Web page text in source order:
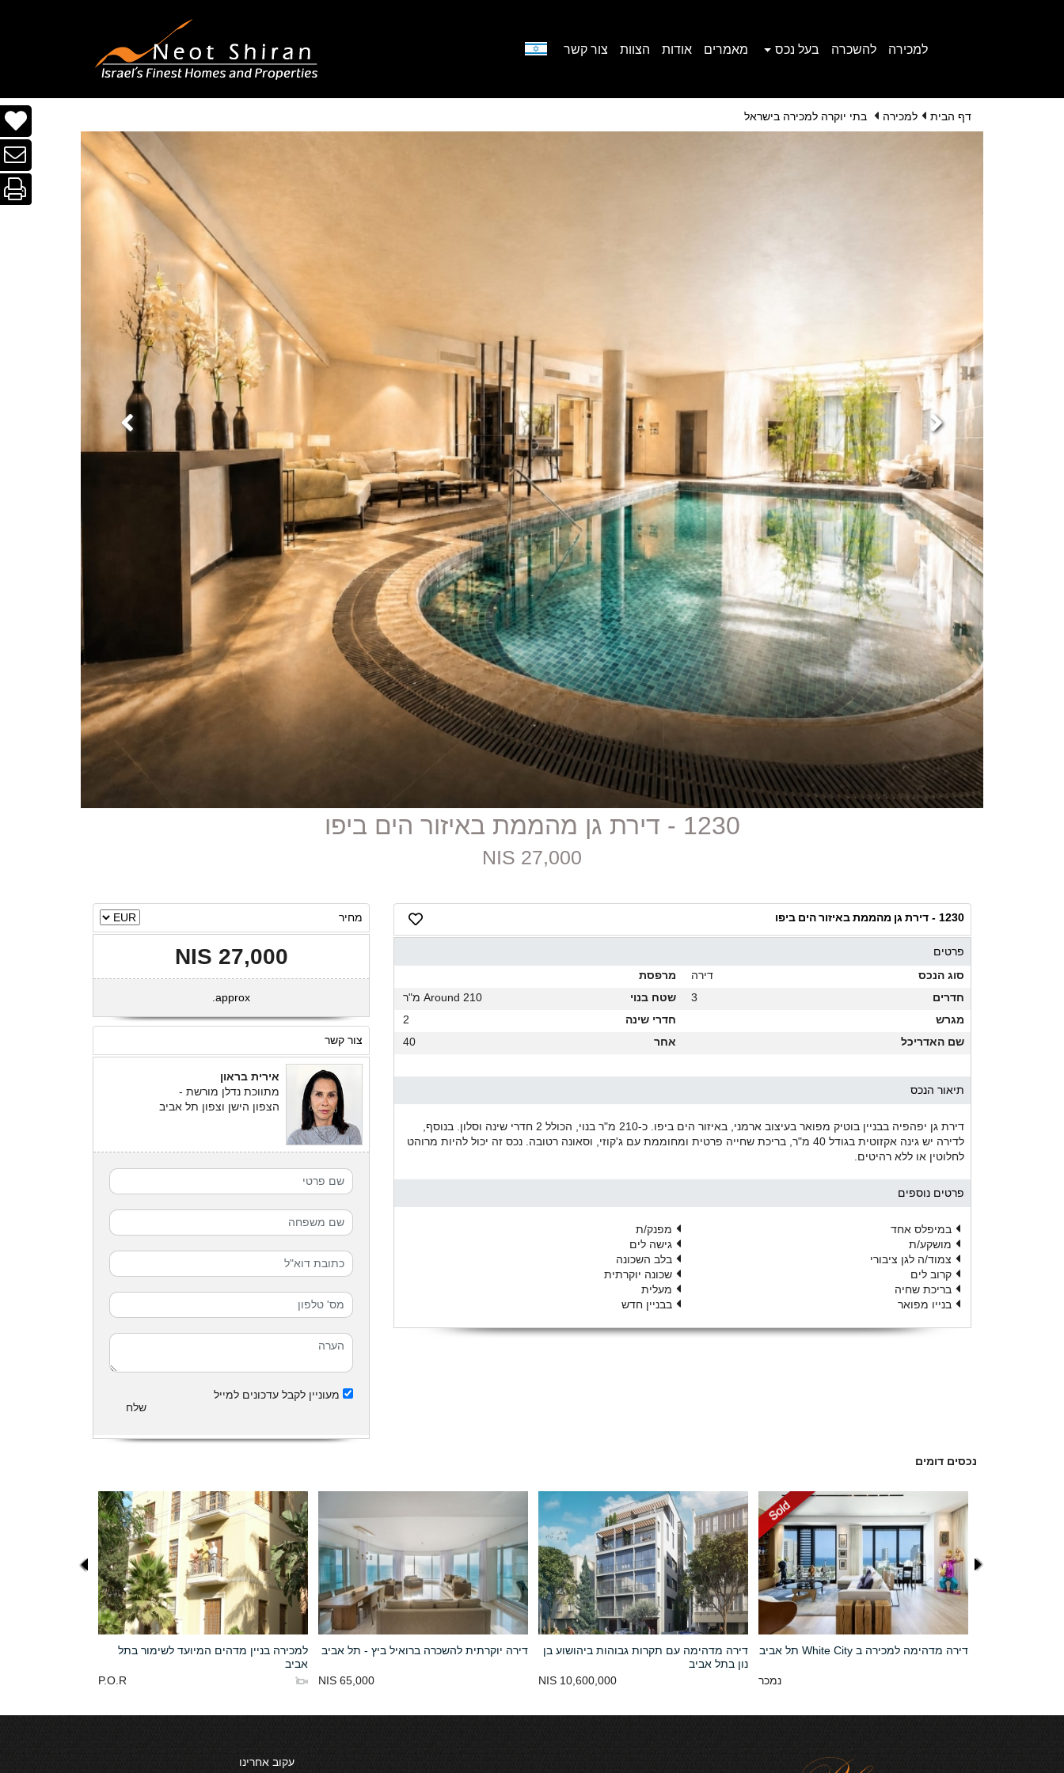
למכירה להשכרה בעל נכס מאמרים אודות הצוות צור קשר
דף הבית למכירה בתי יוקרה למכירה בישראל
1230 - דירת גן מהממת באיזור הים ביפו
27,000 NIS
1230 - דירת גן מהממת באיזור הים ביפו
פרטים
סוג הנכס
דירה
מרפסת
חדרים
3 שטח בנוי
Around 210 מ"ר
מגרש
חדרי שינה
2
שם האדריכל
אחר 40
תיאור הנכס
דירת גן יפהפיה בבניין בוטיק מפואר בעיצוב ארמני, באיזור הים ביפו. כ-210 מ"ר בנוי, הכולל 2 חדרי שינה וסלון. בנוסף,
לדירה יש גינה אקזוטית בגודל 40 מ"ר, בריכת שחייה פרטית ומחוממת עם ג'קוזי, וסאונה רטובה. נכס זה יכול להיות מרוהט
לחלוטין או ללא רהיטים.
פרטים נוספים
במיפלס אחד
מפנק/ת
מושקע/ת
גישה לים
צמוד/ה לגן ציבורי
בלב השכונה
קרוב לים
שכונה יוקרתית
בריכת שחיה
מעלית
בנייו מפואר
בבניין חדש
מחיר
27,000 NIS
approx.
צור קשר
אירית בראון
מתווכת נדלן מורשת -
הצפון הישן וצפון תל אביב
מעוניין לקבל עדכונים למייל
שלח
נכסים דומים
למכירה בניין מדהים המיועד לשימור בתל
אביב
P.O.R
דירה יוקרתית להשכרה ברואיל ביץ - תל אביב
65,000 NIS
דירה מדהימה עם תקרות גבוהות ביהושוע בן
נון בתל אביב
10,600,000 NIS
דירה מדהימה למכירה ב White City תל אביב
נמכר
עקוב אחרינו